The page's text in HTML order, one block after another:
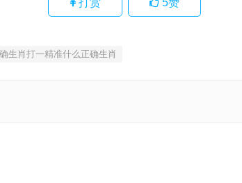
打赏 5赞
生肖打一精准什么正确生肖